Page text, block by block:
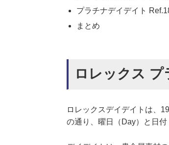
プラチナデイデイト
まとめ
ロレックス
ロレックスデイデイトは、
の通り、曜日（Day）と日